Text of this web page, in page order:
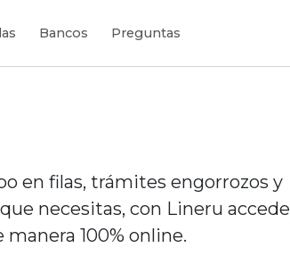
Bancos Preguntas
en filas, trámites engorrozos y
necesitas, con Lineru accede
100% online.